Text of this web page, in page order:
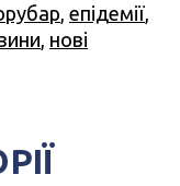
епідемії
нові